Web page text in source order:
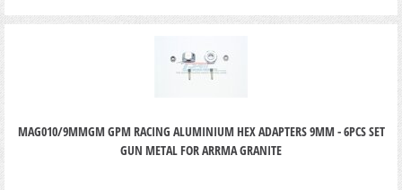
MAG010/9MMGM GPM RACING ALUMINIUM HEX ADAPTERS 9MM - 6PCS SET
GUN METAL FOR ARRMA GRANITE